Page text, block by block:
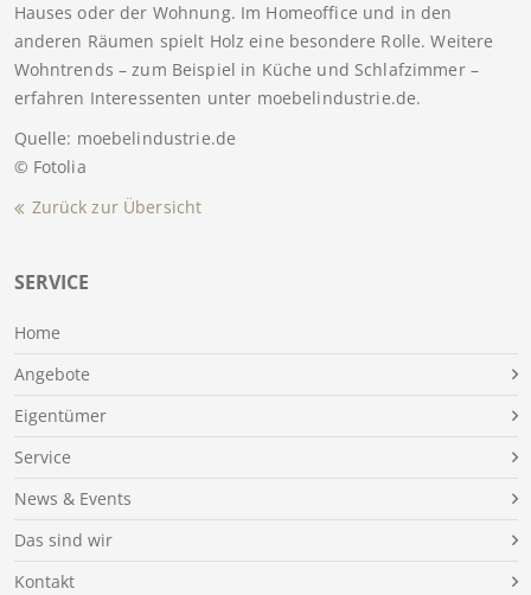
SERVICE
Home
Angebote
Eigentümer
Service
News & Events
Das sind wir
Kontakt
Hauses oder der Wohnung. Im Homeoffice und in den
anderen Räumen spielt Holz eine besondere Rolle. Weitere
Wohntrends – zum Beispiel in Küche und Schlafzimmer –
erfahren Interessenten unter moebelindustrie.de.
Quelle: moebelindustrie.de
© Fotolia
Zurück zur Übersicht